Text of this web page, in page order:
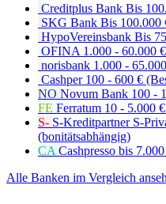
Creditplus Bank Bis
SKG Bank Bis 100.000
HypoVereinsbank Bis
OFINA 1.000 - 60.000 €
norisbank 1.000 -
Cashper 100 - 600 €
NO Novum Bank 100 -
FE Ferratum 10 - 5.000
S- S-Kreditpartner S-
(bonitätsabhängig)
CA Cashpresso bis
Alle Banken im Vergleich